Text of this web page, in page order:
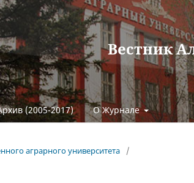
Вестник
(2005-2017) О Журнале
аграрного университета
/